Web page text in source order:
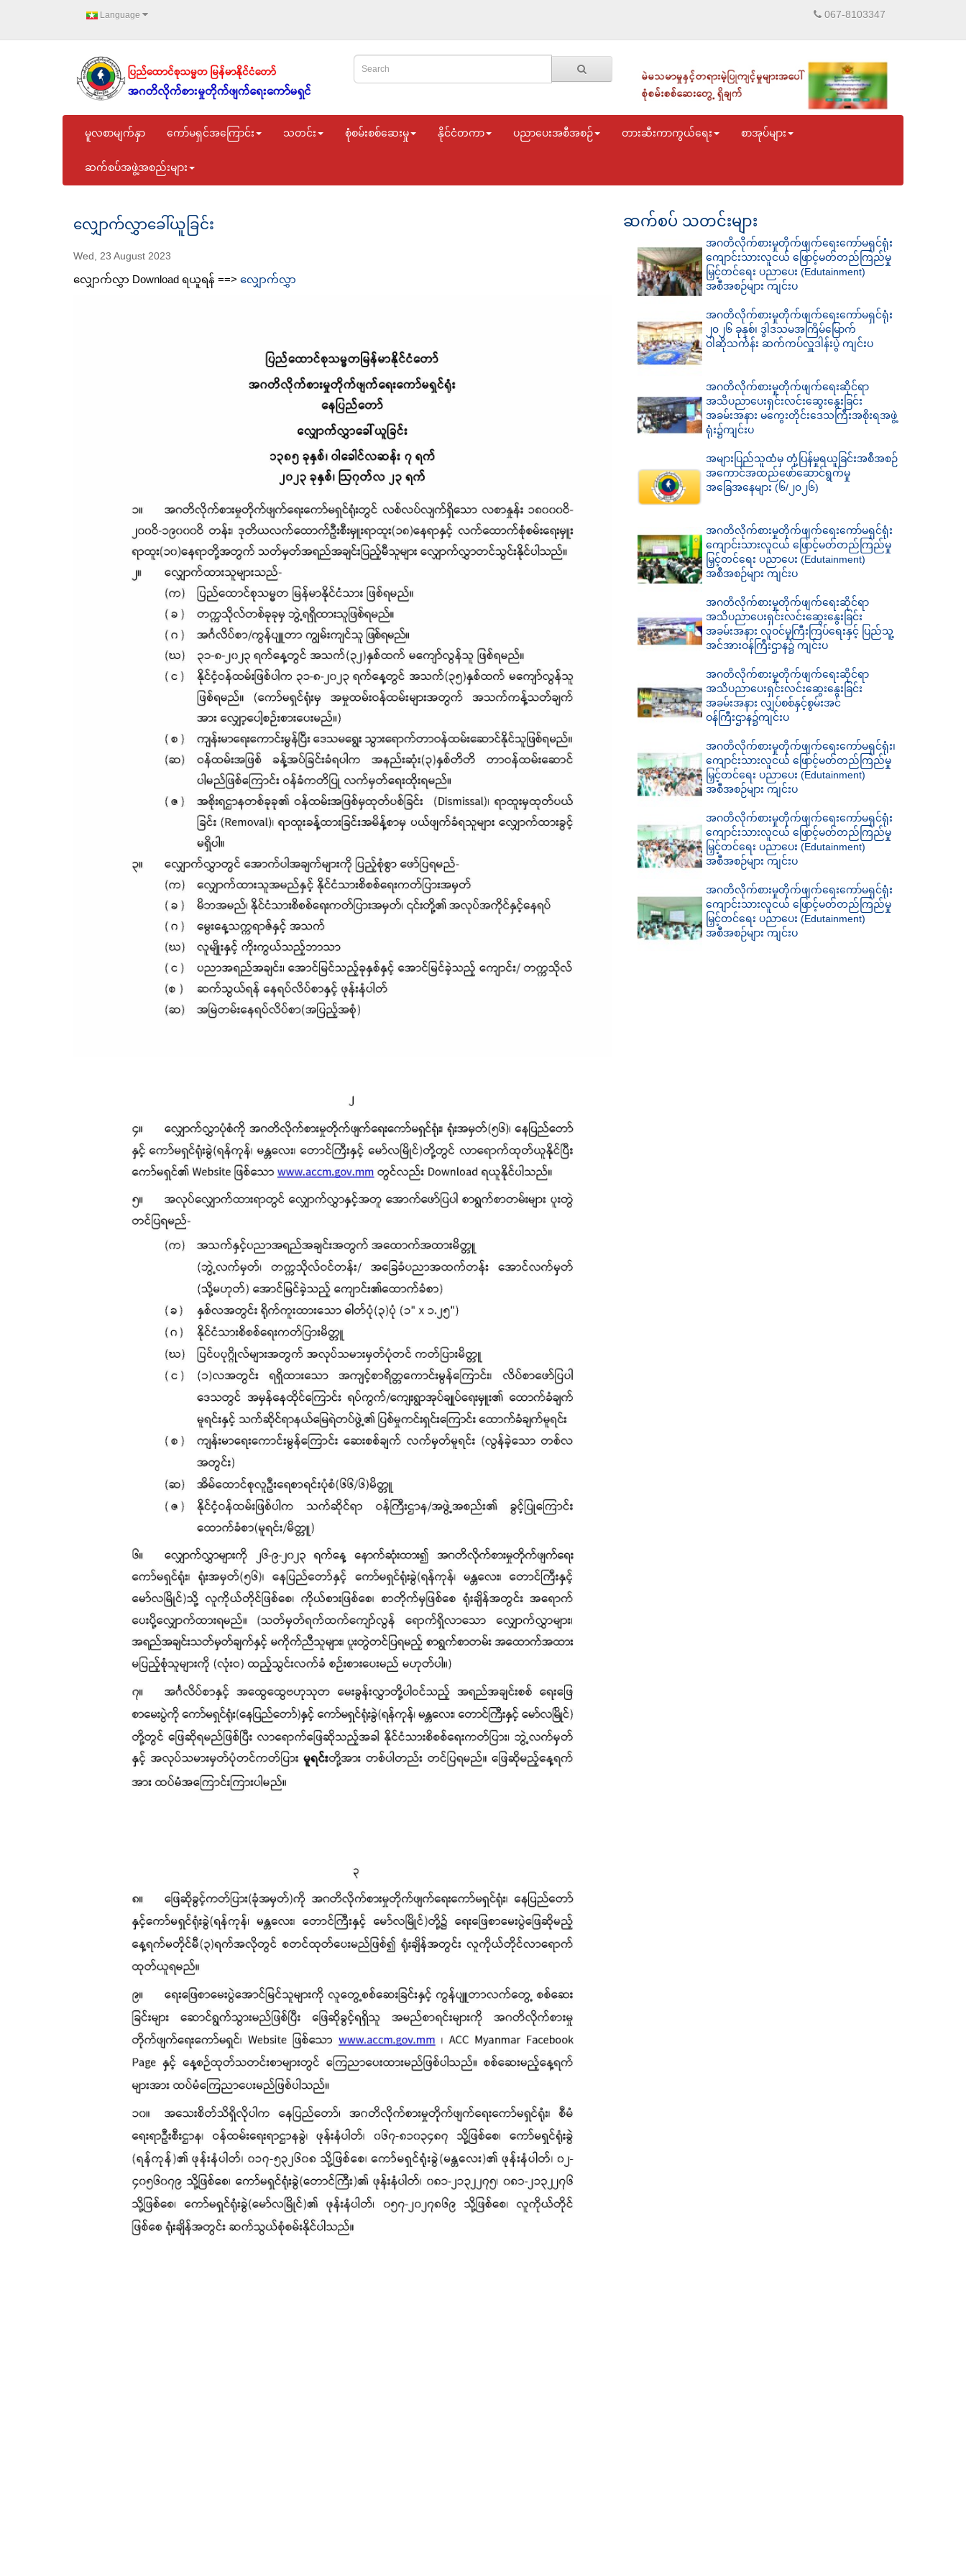
Language 067-8103347
မူလစာမျက်နှာ ကော်မရှင်အကြောင်း သတင်း စုံစမ်းစစ်ဆေးမှု နိုင်ငံတကာ ပညာပေးအစီအစဉ် တားဆီးကာကွယ်ရေး စာအုပ်များ
ဆက်စပ်အဖွဲ့အစည်းများ
လျှောက်လွှာခေါ်ယူခြင်း
Wed, 23 August 2023
လျှောက်လွှာ Download ရယူရန် ==> လျှောက်လွှာ
ဆက်စပ် သတင်းများ
အဂတိလိုက်စားမှုတိုက်ဖျက်ရေးကော်မရှင်ရုံး
ကျောင်းသားလူငယ် ဖြောင့်မတ်တည်ကြည်မှု
မြှင့်တင်ရေး ပညာပေး (Edutainment)
အစီအစဉ်များ ကျင်းပ
အဂတိလိုက်စားမှုတိုက်ဖျက်ရေးကော်မရှင်ရုံး
၂၀၂၆ ခုနှစ်၊ ဒွါဒသမအကြိမ်မြောက်
ဝါဆိုသင်္ကန်း ဆက်ကပ်လှူဒါန်းပွဲ ကျင်းပ
အဂတိလိုက်စားမှုတိုက်ဖျက်ရေးဆိုင်ရာ
အသိပညာပေးရှင်းလင်းဆွေးနွေးခြင်း
အခမ်းအနား မကွေးတိုင်းဒေသကြီးအစိုးရအဖွဲ့
ရုံး၌ကျင်းပ
အများပြည်သူထံမှ တုံ့ပြန်မှုရယူခြင်းအစီအစဉ်
အကောင်အထည်ဖော်ဆောင်ရွက်မှု
အခြေအနေများ (၆/၂၀၂၆)
အဂတိလိုက်စားမှုတိုက်ဖျက်ရေးကော်မရှင်ရုံး
ကျောင်းသားလူငယ် ဖြောင့်မတ်တည်ကြည်မှု
မြှင့်တင်ရေး ပညာပေး (Edutainment)
အစီအစဉ်များ ကျင်းပ
အဂတိလိုက်စားမှုတိုက်ဖျက်ရေးဆိုင်ရာ
အသိပညာပေးရှင်းလင်းဆွေးနွေးခြင်း
အခမ်းအနား လူဝင်မှုကြီးကြပ်ရေးနှင့် ပြည်သူ့
အင်အားဝန်ကြီးဌာန၌ ကျင်းပ
အဂတိလိုက်စားမှုတိုက်ဖျက်ရေးဆိုင်ရာ
အသိပညာပေးရှင်းလင်းဆွေးနွေးခြင်း
အခမ်းအနား လျှပ်စစ်နှင့်စွမ်းအင်
ဝန်ကြီးဌာန၌ကျင်းပ
အဂတိလိုက်စားမှုတိုက်ဖျက်ရေးကော်မရှင်ရုံး၊
ကျောင်းသားလူငယ် ဖြောင့်မတ်တည်ကြည်မှု
မြှင့်တင်ရေး ပညာပေး (Edutainment)
အစီအစဉ်များ ကျင်းပ
အဂတိလိုက်စားမှုတိုက်ဖျက်ရေးကော်မရှင်ရုံး
ကျောင်းသားလူငယ် ဖြောင့်မတ်တည်ကြည်မှု
မြှင့်တင်ရေး ပညာပေး (Edutainment)
အစီအစဉ်များ ကျင်းပ
အဂတိလိုက်စားမှုတိုက်ဖျက်ရေးကော်မရှင်ရုံး
ကျောင်းသားလူငယ် ဖြောင့်မတ်တည်ကြည်မှု
မြှင့်တင်ရေး ပညာပေး (Edutainment)
အစီအစဉ်များ ကျင်းပ